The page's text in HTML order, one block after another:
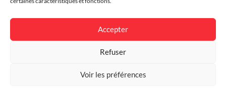
Accepter
Refuser
Voir les préférences